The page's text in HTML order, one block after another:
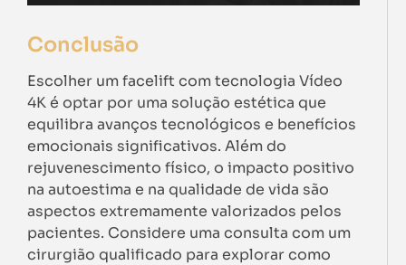
Conclusão
Escolher um facelift com tecnologia Vídeo
4K é optar por uma solução estética que
equilibra avanços tecnológicos e benefícios
emocionais significativos. Além do
rejuvenescimento físico, o impacto positivo
na autoestima e na qualidade de vida são
aspectos extremamente valorizados pelos
pacientes. Considere uma consulta com um
cirurgião qualificado para explorar como